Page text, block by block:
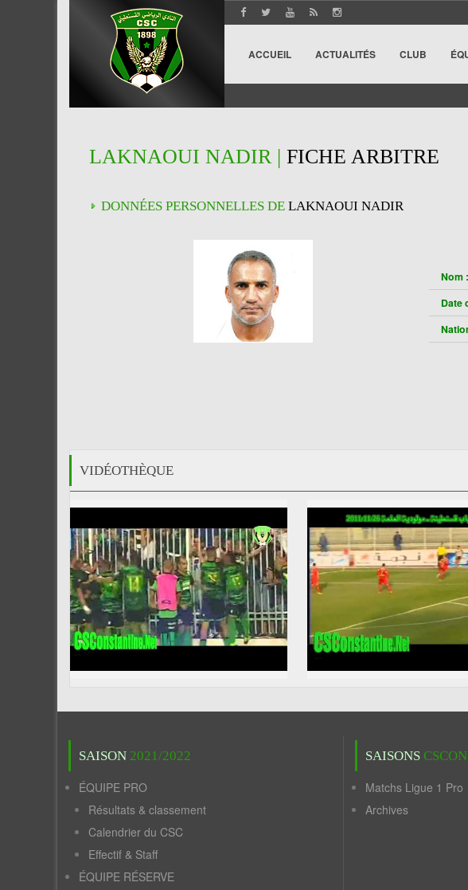
ACCUEIL ACTUALITÉS CLUB
LAKNAOUI NADIR | FICHE ARBITRE
DONNÉES PERSONNELLES DE LAKNAOUI NADIR
Nom :
Date
VIDÉOTHÈQUE
SAISON 2021/2022
ÉQUIPE PRO
Résultats & classement
Calendrier du CSC
Effectif & Staff
ÉQUIPE RÉSERVE
SAISONS
Matchs Ligue 1 Pro
Archives